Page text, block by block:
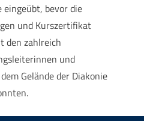
eingeübt, bevor die
und Kurszertifikat
den zahlreich
und
Gelände der Diakonie